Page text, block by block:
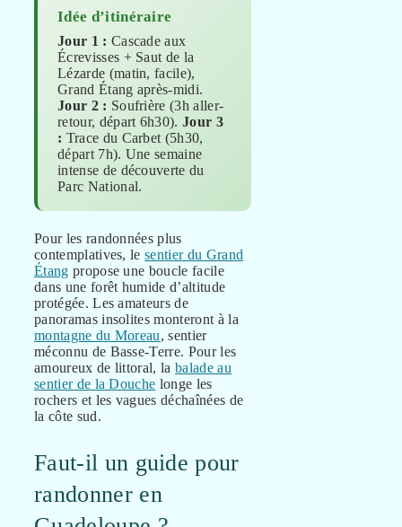
Idée d’itinéraire
Jour 1 : Cascade aux
Écrevisses + Saut de la
Lézarde (matin, facile),
Grand Étang après-midi.
Jour 2 : Soufrière (3h aller-
retour, départ 6h30).Jour 3
: Trace du Carbet (5h30,
départ 7h). Une semaine
intense de découverte du
Parc National.
Pour les randonnées plus
contemplatives, lesentier du Grand
Étang propose une boucle facile
dans une forêt humide d’altitude
protégée. Les amateurs de
panoramas insolites monteront à la
montagne du Moreau, sentier
méconnu de Basse-Terre. Pour les
amoureux de littoral, labalade au
sentier de la Douche longe les
rochers et les vagues déchaînées de
la côte sud.
Faut-il un guide pour
randonner en